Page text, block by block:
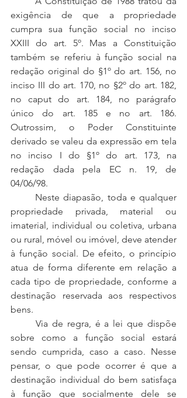
exigência de que a propriedade
cumpra sua função social no inciso
XXIII do art. 5º. Mas a Constituição
também se referiu à função social na
redação original do §1º do art. 156, no
inciso III do art. 170, no §2º do art. 182,
no caput do art. 184, no parágrafo
único do art. 185 e no art. 186.
Outrossim, o Poder Constituinte
derivado se valeu da expressão em tela
no inciso I do §1º do art. 173, na
redação dada pela EC n. 19, de
04/06/98.
propriedade privada, material ou
imaterial, individual ou coletiva, urbana
ou rural, móvel ou imóvel, deve atender
à função social. De efeito, o princípio
atua de forma diferente em relação a
cada tipo de propriedade, conforme a
destinação reservada aos respectivos
bens.
sobre como a função social estará
sendo cumprida, caso a caso. Nesse
pensar, o que pode ocorrer é que a
destinação individual do bem satisfaça
à função que socialmente dele se